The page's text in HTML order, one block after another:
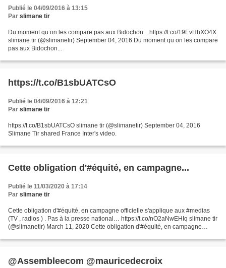
Publié le 04/09/2016 à 13:15
Par slimane tir
Du moment qu on les compare pas aux Bidochon... https://t.co/19EvHhXO4X
slimane tir (@slimanetir) September 04, 2016 Du moment qu on les compare
pas aux Bidochon...
https://t.co/B1sbUATCsO
Publié le 04/09/2016 à 12:21
Par slimane tir
https://t.co/B1sbUATCsO slimane tir (@slimanetir) September 04, 2016
Slimane Tir shared France Inter's video.
Cette obligation d'#équité, en campagne...
Publié le 11/03/2020 à 17:14
Par slimane tir
Cette obligation d'#équité, en campagne officielle s'applique aux #medias
(TV , radios ) . Pas à la presse national… https://t.co/nO2aNwEHIq slimane tir
(@slimanetir) March 11, 2020 Cette obligation d'#équité, en campagne
@Assembleecom @mauricedecroix